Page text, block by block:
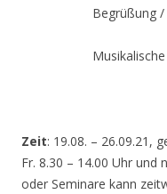
Begrüßung /
Zeit: 19.08. – 26.09.21,
Fr. 8.30 – 14.00 Uhr und
oder Seminare kann